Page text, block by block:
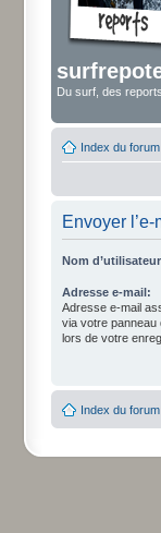
Du surf, des
Index du forum
Envoyer
Nom
Adresse e-mail:
Adresse e-mail
via votre panneau
lors de votre
Index du forum